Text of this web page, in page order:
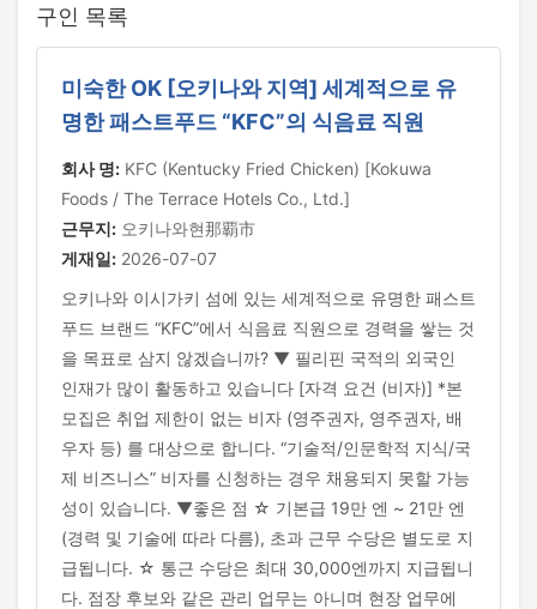
구인 목록
미숙한 OK [오키나와 지역] 세계적으로 유
명한 패스트푸드 “KFC”의 식음료 직원
회사 명: KFC (Kentucky Fried Chicken) [Kokuwa
Foods / The Terrace Hotels Co., Ltd.]
근무지: 오키나와현那覇市
게재일: 2026-07-07
오키나와 이시가키 섬에 있는 세계적으로 유명한 패스트
푸드 브랜드 “KFC”에서 식음료 직원으로 경력을 쌓는 것
을 목표로 삼지 않겠습니까? ▼ 필리핀 국적의 외국인
인재가 많이 활동하고 있습니다 [자격 요건 (비자)] *본
모집은 취업 제한이 없는 비자 (영주권자, 영주권자, 배
우자 등) 를 대상으로 합니다. “기술적/인문학적 지식/국
제 비즈니스” 비자를 신청하는 경우 채용되지 못할 가능
성이 있습니다. ▼좋은 점 ☆ 기본급 19만 엔 ~ 21만 엔
(경력 및 기술에 따라 다름), 초과 근무 수당은 별도로 지
급됩니다. ☆ 통근 수당은 최대 30,000엔까지 지급됩니
다. 점장 후보와 같은 관리 업무는 아니며 현장 업무에